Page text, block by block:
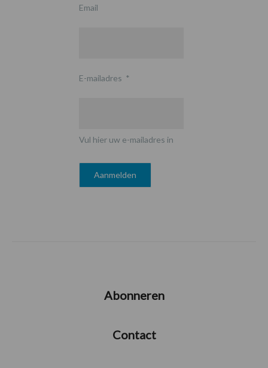
Email
E-mailadres *
Vul hier uw e-mailadres in
Abonneren
Contact